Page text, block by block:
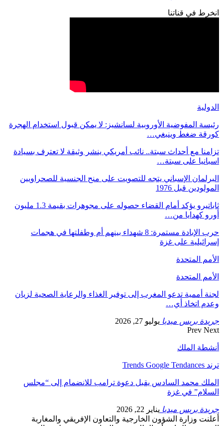
انخرط في قناتنا
الدولية
رئيسة المفوضية الأوروبية لسانشيز: لا يمكن قبول استخدام الهجرة
كورقة ضغط وينبغي…
تزامنا مع أحداث سبتة.. نائب أمريكي ينشر وثيقة لا تعترف بسيادة
اسبانيا على سبتة…
البرلمان الإسباني يتجه للتصويت على منح الجنسية للصحراويين
المولودين قبل 1976
ثاباتيرو يؤكد أمام القضاء حصوله على مجوهرات بقيمة 1.3 مليون
أورو كهدايا من…
حرب الإبادة مستمرة: 8 شهداء بينهم أم وطفلتها في هجمات
إسرائيلية على غزة
الأمم المتحدة
الأمم المتحدة
لجنة أممية تدعو المغرب إلى توفير الغذاء والرعاية الصحية لزيان
وعدم اتخاذ أي…
جريدة بريس ميديا يوليو 27, 2026
Prev Next
أنشطة الملك
ترند Trends Google Tendances
الملك محمد السادس يقبل دعوة ترامب للانضمام إلى “مجلس
السلام” في غزة
جريدة بريس ميديا يناير 22, 2026
أعلنت وزارة الشؤون الخارجية والتعاون الإفريقي والمغاربة